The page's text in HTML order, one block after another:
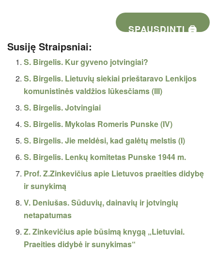
SPAUSDINTI 🖨
Susiję Straipsniai:
S. Birgelis. Kur gyveno jotvingiai?
S. Birgelis. Lietuvių siekiai prieštaravo Lenkijos
komunistinės valdžios lūkesčiams (III)
S. Birgelis. Jotvingiai
S. Birgelis. Mykolas Romeris Punske (IV)
S. Birgelis. Jie meldėsi, kad galėtų melstis (I)
S. Birgelis. Lenkų komitetas Punske 1944 m.
Prof. Z.Zinkevičius apie Lietuvos praeities didybę
ir sunykimą
V. Deniušas. Sūduvių, dainavių ir jotvingių
netapatumas
Z. Zinkevičius apie būsimą knygą „Lietuviai.
Praeities didybė ir sunykimas“